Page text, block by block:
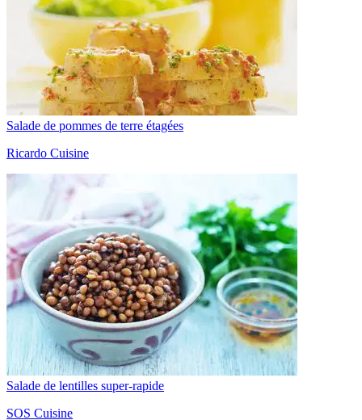
Salade de pommes de terre étagées
Ricardo Cuisine
Salade de lentilles super-rapide
SOS Cuisine